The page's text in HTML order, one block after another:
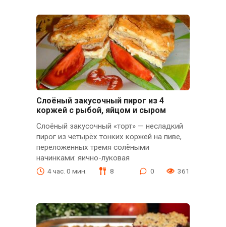
Слоёный закусочный пирог из 4
коржей с рыбой, яйцом и сыром
Слоёный закусочный «торт» — несладкий
пирог из четырёх тонких коржей на пиве,
переложенных тремя солёными
начинками: яично-луковая
4 час. 0 мин. 8 0 361